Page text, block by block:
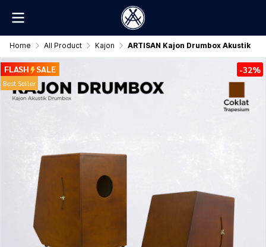
Home All Product Kajon ARTISAN Kajon Drumbox Akustik
FLASH SALE
Best Seller
-32%